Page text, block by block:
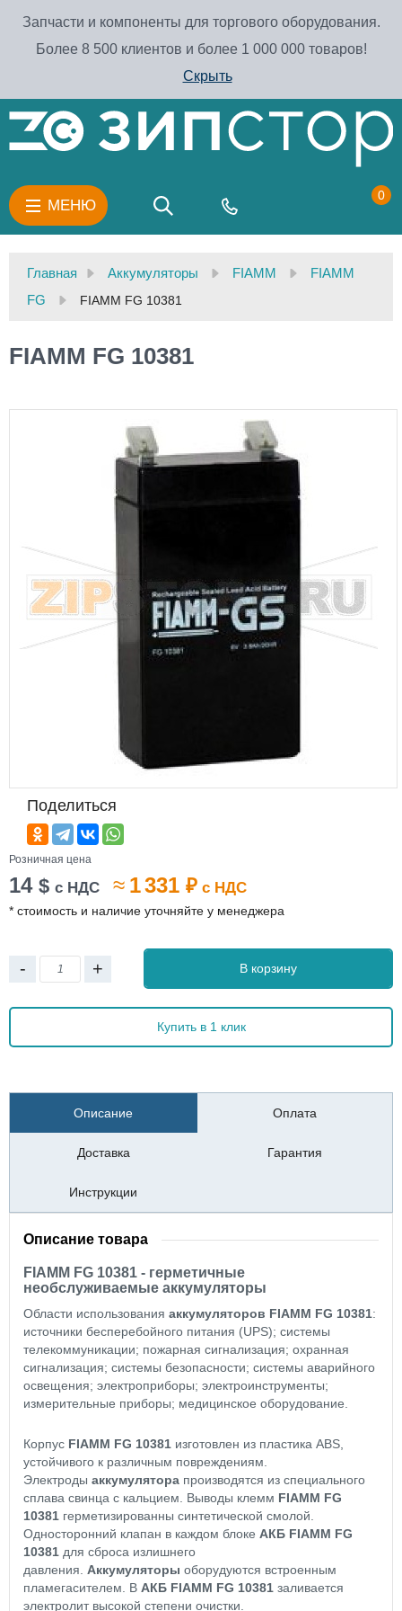
Запчасти и компоненты для торгового оборудования.
Более 8 500 клиентов и более 1 000 000 товаров!
Скрыть
МЕНЮ
0
Главная Аккумуляторы FIAMM
FIAMM
FG
FIAMM FG 10381
FIAMM FG 10381
Поделиться
Розничная цена
14 $ с НДС ≈ 1 331 ₽ с НДС
* стоимость и наличие уточняйте у менеджера
- + В корзину
Купить в 1 клик
Описание Оплата
Доставка Гарантия
Инструкции
Описание товара
FIAMM FG 10381 - герметичные
необслуживаемые аккумуляторы
Области использования аккумуляторов FIAMM FG 10381:
источники бесперебойного питания (UPS); системы
телекоммуникации; пожарная сигнализация; охранная
сигнализация; системы безопасности; системы аварийного
освещения; электроприборы; электроинструменты;
измерительные приборы; медицинское оборудование.
Корпус FIAMM FG 10381 изготовлен из пластика ABS,
устойчивого к различным повреждениям.
Электроды аккумулятора производятся из специального
сплава свинца с кальцием. Выводы клемм FIAMM FG
10381 герметизированны синтетической смолой.
Односторонний клапан в каждом блоке АКБ FIAMM FG
10381 для сброса излишнего
давления. Аккумуляторы оборудуются встроенным
пламегасителем. В АКБ FIAMM FG 10381 заливается
электролит высокой степени очистки.